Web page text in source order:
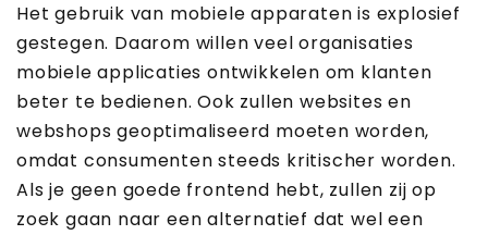
Het gebruik van mobiele apparaten is explosief
gestegen. Daarom willen veel organisaties
mobiele applicaties ontwikkelen om klanten
beter te bedienen. Ook zullen websites en
webshops geoptimaliseerd moeten worden,
omdat consumenten steeds kritischer worden.
Als je geen goede frontend hebt, zullen zij op
zoek gaan naar een alternatief dat wel een